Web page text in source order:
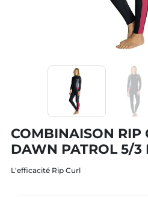
COMBINAISON RIP
DAWN PATROL 5/3
L'efficacité Rip Curl